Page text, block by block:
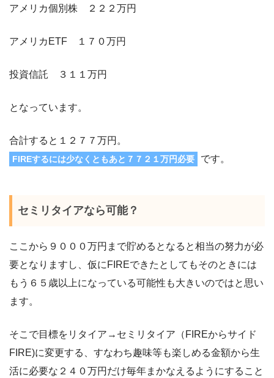
アメリカ個別株 ２２２万円
アメリカETF １７０万円
投資信託 ３１１万円
となっています。
合計すると１２７７万円。
FIREするには少なくともあと７７２１万円必要 です。
セミリタイアなら可能？
ここから９０００万円まで貯めるとなると相当の努力が必
要となりますし、仮にFIREできたとしてもそのときには
もう６５歳以上になっている可能性も大きいのではと思い
ます。
そこで目標をリタイア→セミリタイア（FIREからサイド
FIRE)に変更する、すなわち趣味等も楽しめる金額から生
活に必要な２４０万円だけ毎年まかなえるようにすること